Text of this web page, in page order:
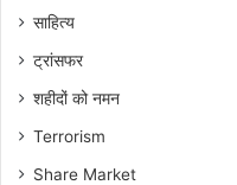
साहित्य
ट्रांसफर
शहीदों को नमन
Terrorism
Share Market